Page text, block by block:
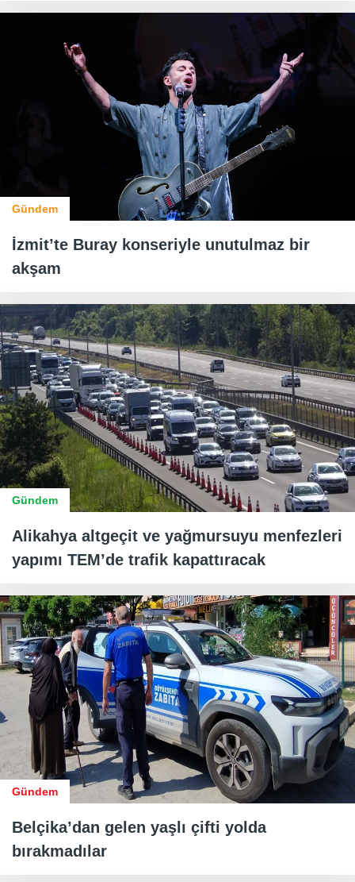
Gündem
İzmit’te Buray konseriyle unutulmaz bir
akşam
Gündem
Alikahya altgeçit ve yağmursuyu menfezleri
yapımı TEM’de trafik kapattıracak
Gündem
Belçika’dan gelen yaşlı çifti yolda
bırakmadılar